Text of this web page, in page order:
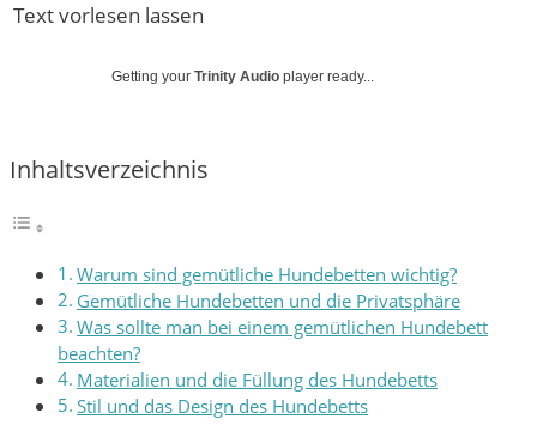
Text vorlesen lassen
Getting your Trinity Audio player ready...
Inhaltsverzeichnis
Warum sind gemütliche Hundebetten wichtig?
Gemütliche Hundebetten und die Privatsphäre
Was sollte man bei einem gemütlichen Hundebett
beachten?
Materialien und die Füllung des Hundebetts
Stil und das Design des Hundebetts